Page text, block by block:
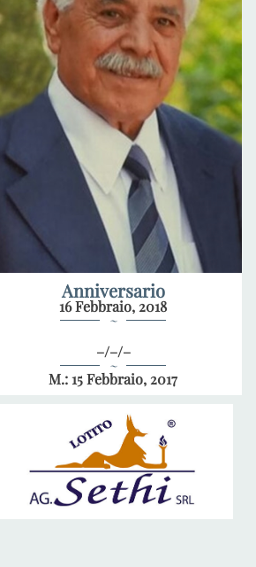
Anniversario
16 Febbraio, 2018
~
–/–/–
~
M.: 15 Febbraio, 2017